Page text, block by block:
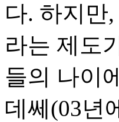
다. 하지만
라는 제도
들의 나이
데쎄(03년